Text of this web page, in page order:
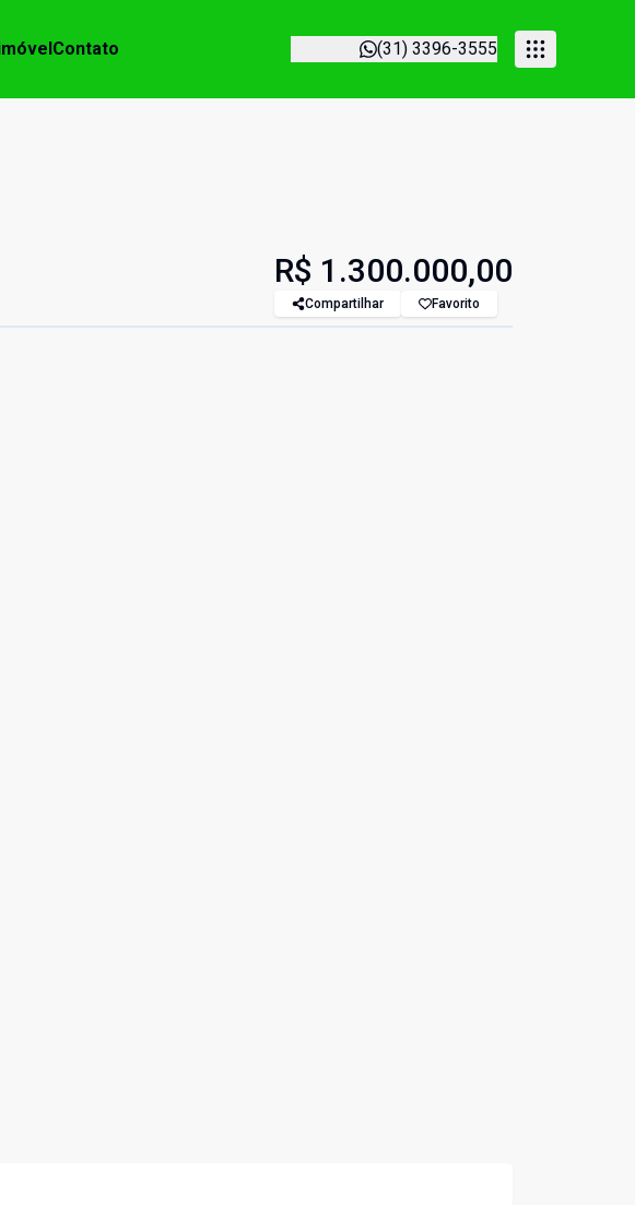
Contato (31) 3396-3555
R$ 1.300.000,00
Compartilhar Favorito